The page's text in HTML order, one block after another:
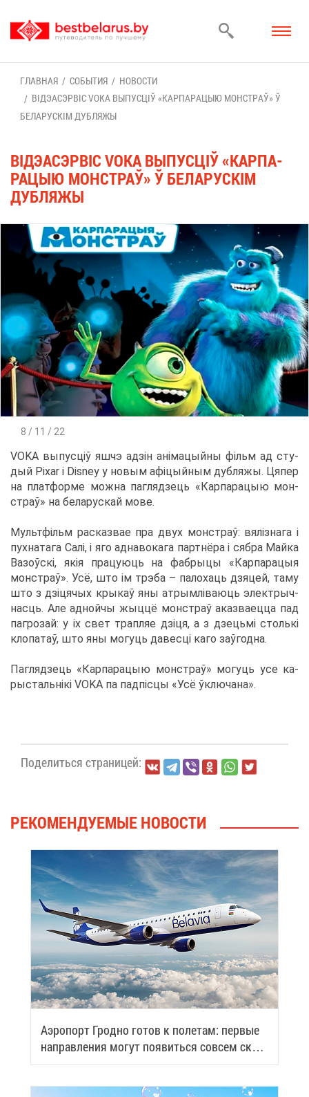
ГЛАВ­НАЯ СО­БЫ­ТИЯ
НО­ВО­СТИ
ВІДЭАС­Э­РВІС VOKA ВЫ­ПУСЦІЎ «КАР­ПА­РА­ЦЫЮ МОН­СТРАЎ» Ў
БЕ­ЛА­РУСКІМ ДУБ­ЛЯ­ЖЫ
ВІДЭАС­Э­РВІС VOKA ВЫ­ПУСЦІЎ «КАР­ПА­
РА­ЦЫЮ МОН­СТРАЎ» Ў БЕ­ЛА­РУСКІМ
ДУБ­ЛЯ­ЖЫ
8 / 11 / 22
VOKA вы­пусціў яш­чэ адзін аніма­цый­ны фільм ад сту­
дый Pixar і Disney у но­вым афіцый­ным дуб­ля­жы. Ця­пер
на плат­фор­ме мож­на па­гляд­зе­ць «Кар­па­ра­цыю мон­
страў» на бе­ла­рус­кай мо­ве.
Мультфільм рас­каз­вае пра двух мон­страў: вялізна­га і
пух­на­та­га Салі, і яго ад­на­во­ка­га парт­нё­ра і сяб­ра Май­ка
Ва­зоўскі, якія пра­цу­ю­ць на фаб­ры­цы «Кар­па­ра­цыя
мон­страў». Усё, што ім тр­э­ба – па­ло­ха­ць дзя­цей, та­му
што з дзіцячых кры­каў яны ат­рымліва­ю­ць элек­трыч­
на­сць. Але ад­ной­чы жыц­цё мон­страў аказ­ва­ец­ца пад
па­гро­зай: у іх свет трап­ляе дзіця, а з дзе­цьмі столькі
кло­па­таў, што яны мо­гу­ць да­весці ка­го заўгод­на.
Па­гляд­зе­ць «Кар­па­ра­цыю мон­страў» мо­гу­ць усе ка­
ры­стальнікі VOKA па падпісцы «Усё ўклю­ча­на».
По­де­лить­ся стра­ни­цей:
РЕ­КО­МЕН­ДУ­Е­МЫЕ НО­ВО­СТИ
Аэро­порт Грод­но го­тов к по­ле­там: пер­вые
на­прав­ле­ния мо­гут по­явить­ся со­всем ско­
ро